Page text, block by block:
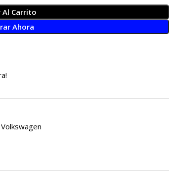
Al Carrito
Ahora
Volkswagen